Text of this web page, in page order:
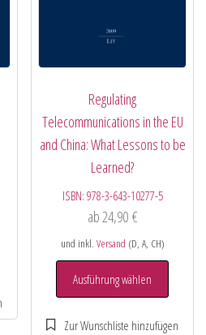
Regulating
Telecommunications in the EU
and China: What Lessons to be
Learned?
ISBN: 978-3-643-10277-5
ab24,90 €
und inkl. Versand (D, A, CH)
Ausführung wählen